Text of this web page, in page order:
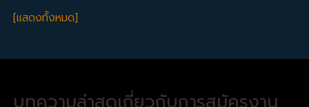
[แสดงทั้งหมด]